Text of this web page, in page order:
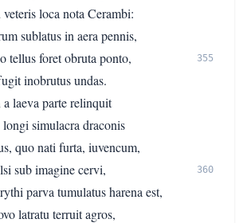
loca nota Cerambi:
sublatus in aera pennis,
tellus foret obruta ponto,
355
inobrutus undas.
laeva parte relinquit
longi simulacra draconis
quo nati furta, iuvencum,
sub imagine cervi,
360
parva tumulatus harena est,
latratu terruit agros,